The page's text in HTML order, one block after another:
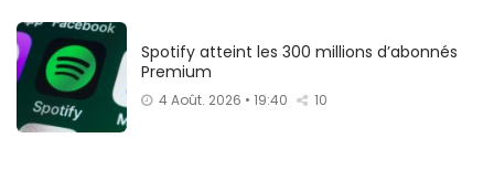
Spotify atteint les 300 millions d’abonnés
Premium
4 Août. 2026 • 19:40 10